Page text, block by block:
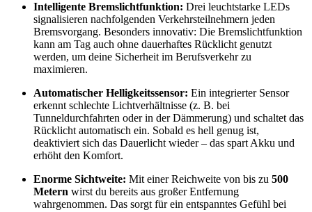
Intelligente Bremslichtfunktion: Drei leuchtstarke LEDs
signalisieren nachfolgenden Verkehrsteilnehmern jeden
Bremsvorgang. Besonders innovativ: Die Bremslichtfunktion
kann am Tag auch ohne dauerhaftes Rücklicht genutzt
werden, um deine Sicherheit im Berufsverkehr zu
maximieren.
Automatischer Helligkeitssensor: Ein integrierter Sensor
erkennt schlechte Lichtverhältnisse (z. B. bei
Tunneldurchfahrten oder in der Dämmerung) und schaltet das
Rücklicht automatisch ein. Sobald es hell genug ist,
deaktiviert sich das Dauerlicht wieder – das spart Akku und
erhöht den Komfort.
Enorme Sichtweite: Mit einer Reichweite von bis zu 500
Metern wirst du bereits aus großer Entfernung
wahrgenommen. Das sorgt für ein entspanntes Gefühl bei